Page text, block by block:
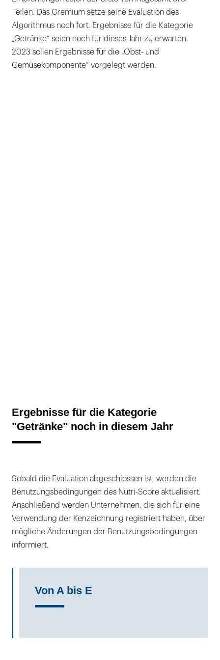
Teilen. Das Gremium setze seine Evaluation des
Algorithmus noch fort. Ergebnisse für die Kategorie
„Getränke“ seien noch für dieses Jahr zu erwarten.
2023 sollen Ergebnisse für die „Obst- und
Gemüsekomponente“ vorgelegt werden.
Ergebnisse für die Kategorie
"Getränke" noch in diesem Jahr
Sobald die Evaluation abgeschlossen ist, werden die
Benutzungsbedingungen des Nutri-Score aktualisiert.
Anschließend werden Unternehmen, die sich für eine
Verwendung der Kenzeichnung registriert haben, über
mögliche Änderungen der Benutzungsbedingungen
informiert.
Von A bis E